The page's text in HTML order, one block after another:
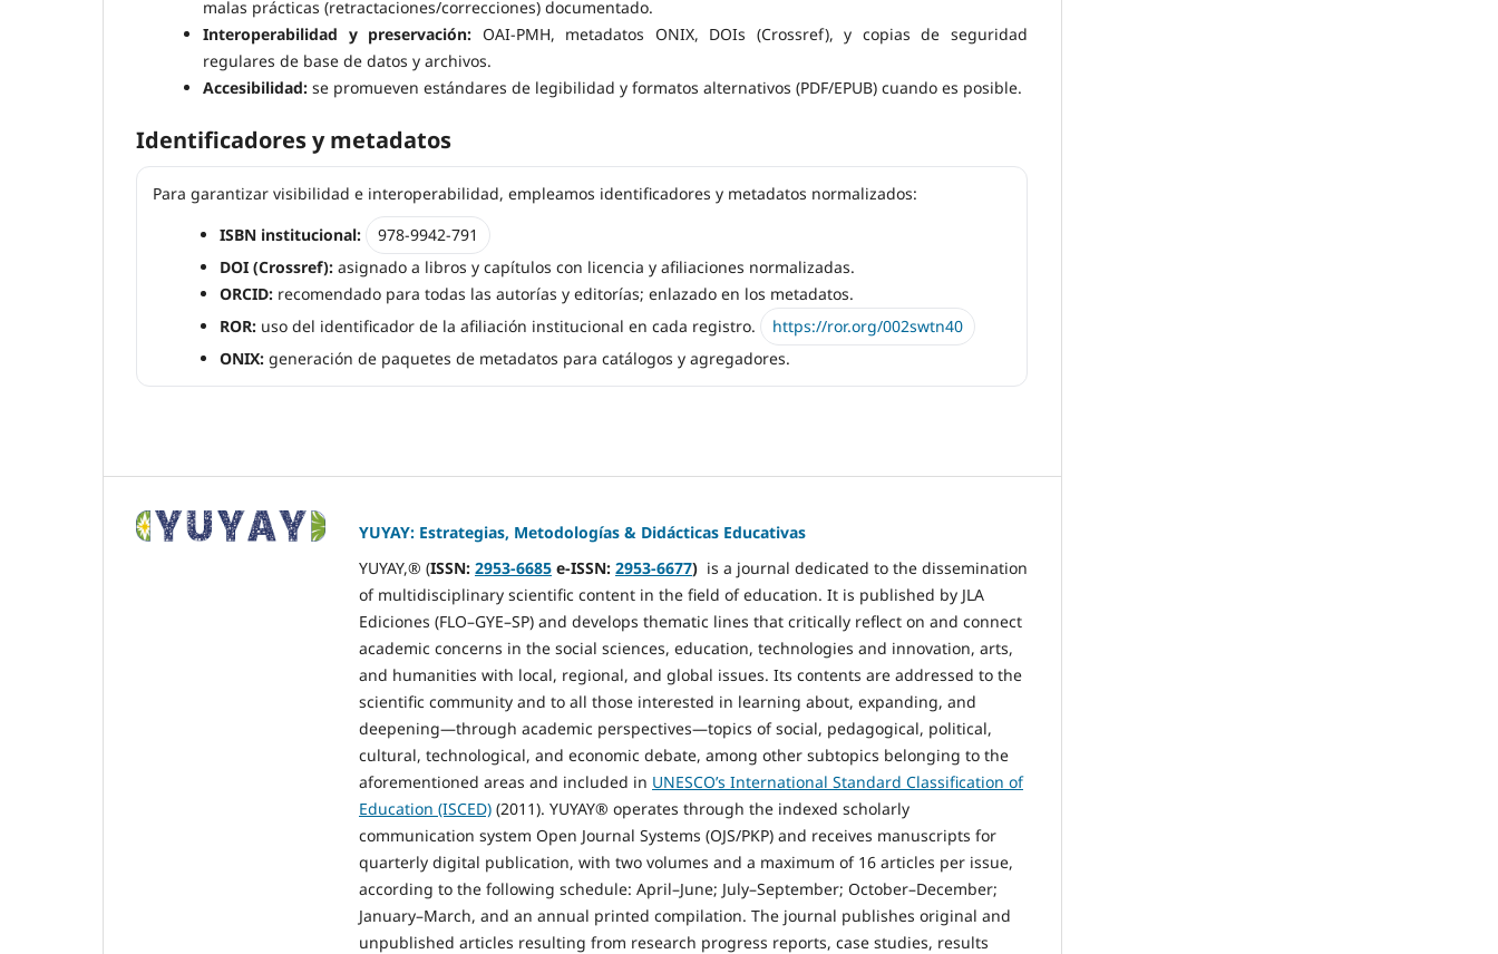
malas prácticas (retractaciones/correcciones) documentado.
Interoperabilidad y preservación: OAI-PMH, metadatos ONIX, DOIs (Crossref), y copias de seguridad
regulares de base de datos y archivos.
Accesibilidad: se promueven estándares de legibilidad y formatos alternativos (PDF/EPUB) cuando es posible.
Identificadores y metadatos
Para garantizar visibilidad e interoperabilidad, empleamos identificadores y metadatos normalizados:
ISBN institucional:
978-9942-791
DOI (Crossref): asignado a libros y capítulos con licencia y afiliaciones normalizadas.
ORCID: recomendado para todas las autorías y editorías; enlazado en los metadatos.
ROR: uso del identificador de la afiliación institucional en cada registro.
https://ror.org/002swtn40
ONIX: generación de paquetes de metadatos para catálogos y agregadores.
YUYAY: Estrategias, Metodologías & Didácticas Educativas
YUYAY,® (ISSN: 2953-6685 e-ISSN: 2953-6677) is a journal dedicated to the dissemination
of multidisciplinary scientific content in the field of education. It is published by JLA
Ediciones (FLO–GYE–SP) and develops thematic lines that critically reflect on and connect
academic concerns in the social sciences, education, technologies and innovation, arts,
and humanities with local, regional, and global issues. Its contents are addressed to the
scientific community and to all those interested in learning about, expanding, and
deepening—through academic perspectives—topics of social, pedagogical, political,
cultural, technological, and economic debate, among other subtopics belonging to the
aforementioned areas and included in UNESCO’s International Standard Classification of
Education (ISCED) (2011). YUYAY® operates through the indexed scholarly
communication system Open Journal Systems (OJS/PKP) and receives manuscripts for
quarterly digital publication, with two volumes and a maximum of 16 articles per issue,
according to the following schedule: April–June; July–September; October–December;
January–March, and an annual printed compilation. The journal publishes original and
unpublished articles resulting from research progress reports, case studies, results